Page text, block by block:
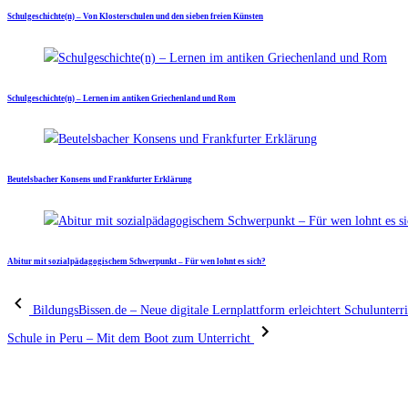
Schulgeschichte(n) – Von Klosterschulen und den sieben freien Künsten
Schulgeschichte(n) – Lernen im antiken Griechenland und Rom
Beutelsbacher Konsens und Frankfurter Erklärung
Abitur mit sozialpädagogischem Schwerpunkt – Für wen lohnt es sich?
BildungsBissen.de – Neue digitale Lernplattform erleichtert
Schule in Peru – Mit dem Boot zum Unterricht